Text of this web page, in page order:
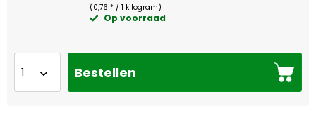
(0,76 * / 1 kilogram)
Op voorraad
Bestellen